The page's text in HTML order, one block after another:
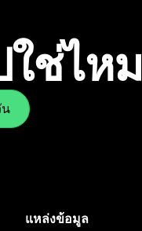
ใช่ไหม
น
แหล่งข้อมูล